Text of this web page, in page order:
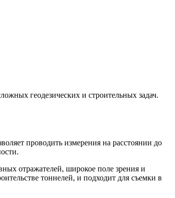
геодезических и строительных задач.
проводить измерения на расстоянии до
отражателей, широкое поле зрения и
тоннелей, и подходит для съемки в